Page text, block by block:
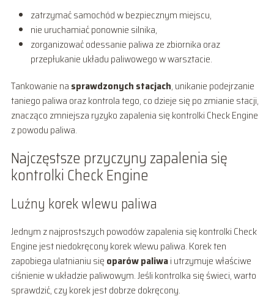
zatrzymać samochód w bezpiecznym miejscu,
nie uruchamiać ponownie silnika,
zorganizować odessanie paliwa ze zbiornika oraz
przepłukanie układu paliwowego w warsztacie.
Tankowanie na sprawdzonych stacjach, unikanie podejrzanie
taniego paliwa oraz kontrola tego, co dzieje się po zmianie stacji,
znacząco zmniejsza ryzyko zapalenia się kontrolki Check Engine
z powodu paliwa.
Najczęstsze przyczyny zapalenia się
kontrolki Check Engine
Luźny korek wlewu paliwa
Jednym z najprostszych powodów zapalenia się kontrolki Check
Engine jest niedokręcony korek wlewu paliwa. Korek ten
zapobiega ulatnianiu się oparów paliwai utrzymuje właściwe
ciśnienie w układzie paliwowym. Jeśli kontrolka się świeci, warto
sprawdzić, czy korek jest dobrze dokręcony.